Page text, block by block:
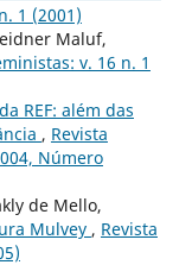
1 (2001)
Maluf,
v. 16 n. 1
REF: além das
, Revista
Número
de Mello,
Mulvey , Revista